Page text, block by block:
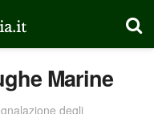
Marine
degli